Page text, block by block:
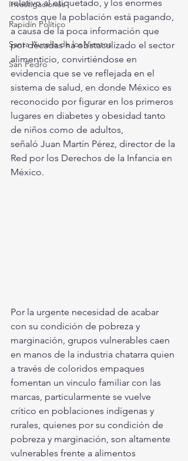
Investigaciones
Rapidín Político
Santa Aurelia de los Vientos
San Pedro
relativo al etiquetado, y los enormes
costos que la población está pagando,
a causa de la poca información que
por décadas ha obstaculizado el sector
alimenticio, convirtiéndose en
evidencia que se ve reflejada en el
sistema de salud, en donde México es
reconocido por figurar en los primeros
lugares en diabetes y obesidad tanto
de niños como de adultos,
señaló Juan Martín Pérez, director de la
Red por los Derechos de la Infancia en
México.
Por la urgente necesidad de acabar
con su condición de pobreza y
marginación, grupos vulnerables caen
en manos de la industria chatarra quien
a través de coloridos empaques
fomentan un vinculo familiar con las
marcas, particularmente se vuelve
crítico en poblaciones indígenas y
rurales, quienes por su condición de
pobreza y marginación, son altamente
vulnerables frente a alimentos